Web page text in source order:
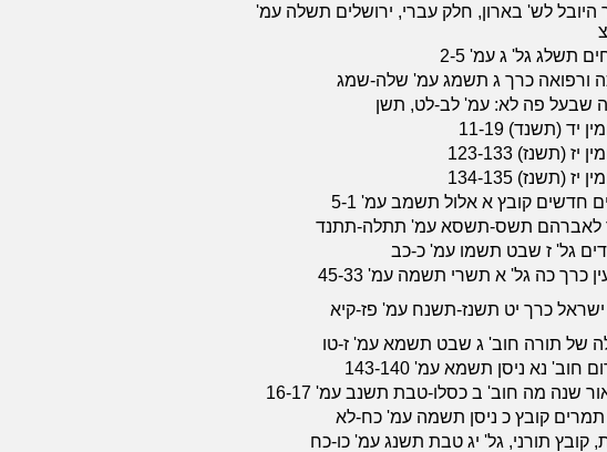
היובל לש' בארון, חלק עברי, ירושלים תשלה עמ'
תשלג גל' ג עמ' 2-5
ורפואה כרך ג תשמג עמ' שלה-שמג
שבעל פה לא: עמ' לב-לט, תשן
יד (תשנד) 11-19
יז (תשנז) 123-133
יז (תשנז) 134-135
חדשים קובץ א אלול תשמב עמ' 5-1
לאברהם תשס-תשסא עמ' תתלה-תתנד
גל' ז שבט תשמו עמ' כ-כב
כרך כה גל' א תשרי תשמה עמ' 45-33
ישראל כרך יט תשנז-תשנח עמ' פז-קיא
של תורה חוב' ג שבט תשמא עמ' ז-טו
חוב' נא ניסן תשמא עמ' 143-140
שנה מה חוב' ב כסלו-טבת תשנב עמ' 16-17
תמרים קובץ כ ניסן תשמה עמ' כח-לא
קובץ תורני, גל' יג טבת תשנג עמ' כו-כח